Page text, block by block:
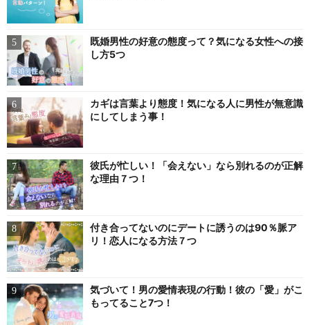
既婚男性の好意の態度って？気になる女性への接
し方5つ
カギは言葉より態度！気になる人に男性が無意識
にしてしまう事！
彼氏が忙しい！「会えない」なら別れるのが正解
な理由７つ！
付き合ってないのにデートに誘うのは90％脈ア
リ！恋人になる方法７つ
気づいて！男の愛情表現の行動！彼の「愛」がこ
もってること7つ！